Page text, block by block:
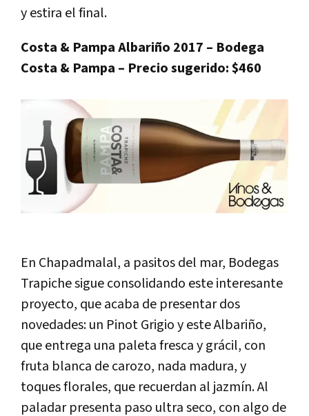
y estira el final.
Costa & Pampa Albariño 2017 – Bodega
Costa & Pampa – Precio sugerido: $460
En Chapadmalal, a pasitos del mar, Bodegas
Trapiche sigue consolidando este interesante
proyecto, que acaba de presentar dos
novedades: un Pinot Grigio y este Albariño,
que entrega una paleta fresca y grácil, con
fruta blanca de carozo, nada madura, y
toques florales, que recuerdan al jazmín. Al
paladar presenta paso ultra seco, con algo de